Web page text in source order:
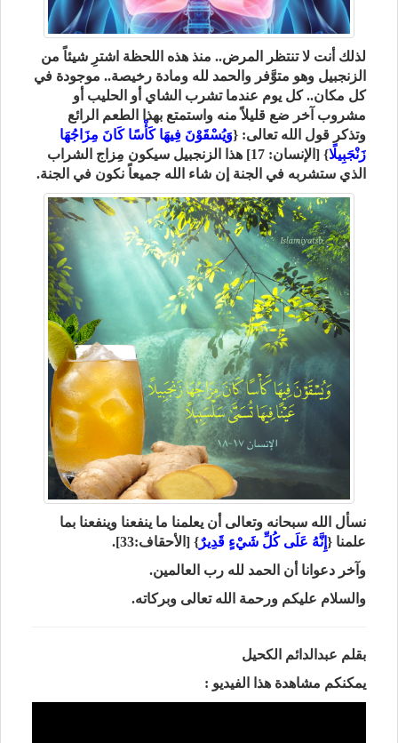
لذلك أنت لا تنتظر المرض.. منذ هذه اللحظة اشترِ شيئاً من
الزنجبيل وهو متوَّفر والحمد لله ومادة رخيصة.. موجودة في
كل مكان.. كل يوم عندما تشرب الشاي أو الحليب أو
مشروب آخر ضع قليلاً منه واستمتع بهذا الطعم الرائع
وتذكر قول الله تعالى: {وَيُسْقَوْنَ فِيهَا كَأْسًا كَانَ مِزَاجُهَا
زَنْجَبِيلً
ا} [الإنسان: 17] هذا الزنجبيل سيكون مِزاج الشراب
الذي ستشربه في الجنة إن شاء الله جميعاً نكون في الجنة.
نسأل الله سبحانه وتعالى أن يعلمنا ما ينفعنا وينفعنا بما
علمنا {إِنَّهُ عَلَى كُلِّ شَيْءٍ قَدِيرٌ} [الأحقاف:33].
وآخر دعوانا أن الحمد لله رب العالمين.
والسلام عليكم ورحمة الله تعالى وبركاته.
بقلم عبدالدائم الكحيل
يمكنكم مشاهدة هذا الفيديو :